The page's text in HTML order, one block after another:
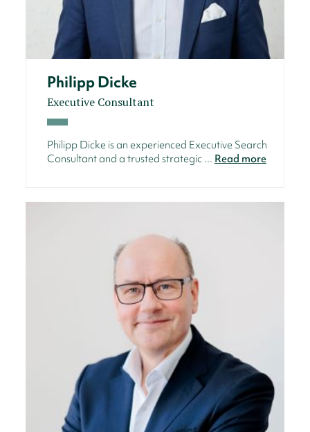
Philipp Dicke
Executive Consultant
Philipp Dicke is an experienced Executive Search
Consultant and a trusted strategic ... Read more